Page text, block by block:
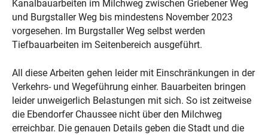
Kanalbauarbeiten im Milchweg zwischen Griebener Weg
und Burgstaller Weg bis mindestens November 2023
vorgesehen. Im Burgstaller Weg selbst werden
Tiefbauarbeiten im Seitenbereich ausgeführt.
All diese Arbeiten gehen leider mit Einschränkungen in der
Verkehrs- und Wegeführung einher. Bauarbeiten bringen
leider unweigerlich Belastungen mit sich. So ist zeitweise
die Ebendorfer Chaussee nicht über den Milchweg
erreichbar. Die genauen Details geben die Stadt und die